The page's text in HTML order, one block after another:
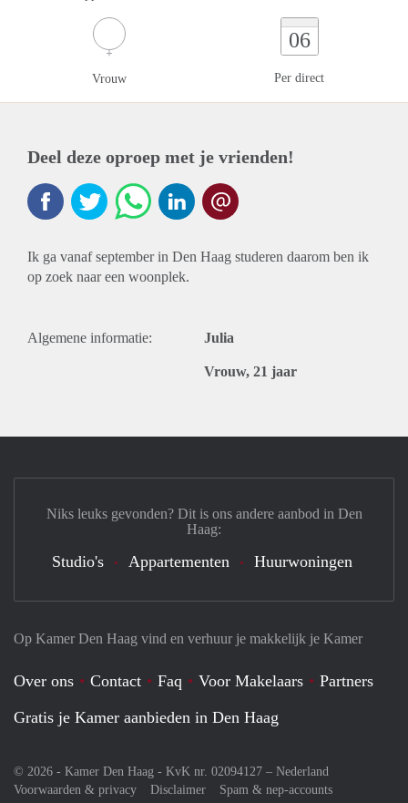
Vrouw
06
Per direct
Deel deze oproep met je vrienden!
Ik ga vanaf september in Den Haag studeren daarom ben ik
op zoek naar een woonplek.
Algemene informatie: Julia
Vrouw, 21 jaar
Op Kamer Den Haag vind en verhuur je makkelijk je Kamer
Over ons Contact Faq Voor Makelaars
Partners
Gratis je Kamer aanbieden in Den Haag
© 2026 - Kamer Den Haag - KvK nr. 02094127 – Nederland
Voorwaarden & privacy
Disclaimer
Spam & nep-accounts
Niks leuks gevonden? Dit is ons andere aanbod in Den
Haag:
Studio's Appartementen Huurwoningen